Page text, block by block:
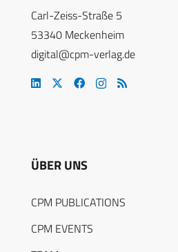
Carl-Zeiss-Straße 5
53340 Meckenheim
digital@cpm-verlag.de
ÜBER UNS
CPM PUBLICATIONS
CPM EVENTS